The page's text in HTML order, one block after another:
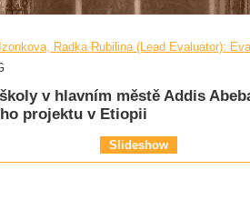
Radka Rubilina (Lead Evaluator):
v hlavním městě Addis
projektu v Etiopii
Slideshow